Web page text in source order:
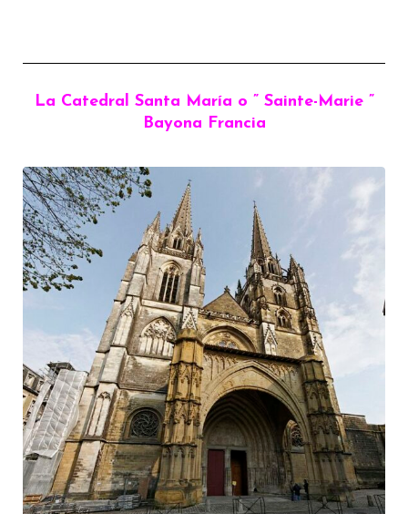
La Catedral Santa María o ” Sainte-Marie ”
Bayona Francia